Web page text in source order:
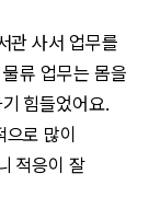
관 사서 업무를
류 업무는 몸을
힘들었어요.
로 많이
적응이 잘